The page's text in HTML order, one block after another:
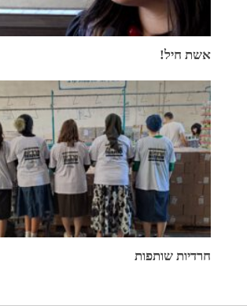
אשת חיל!
חרדיות שותפות